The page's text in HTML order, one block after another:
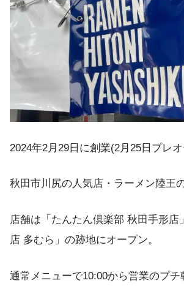
2024年2月29日に創業(2月25日プレ
秋田市川尻の人気店・ラーメン陸王
店舗は「たんたん倶楽部 秋田手形
店 多むら」の跡地にオープン。
通常メニューで10:00から営業のプチ